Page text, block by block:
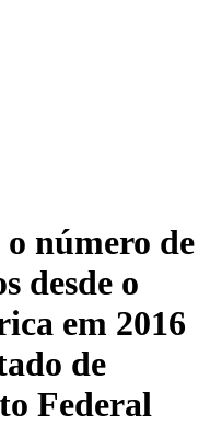
número de
desde o
em 2016
de
Federal